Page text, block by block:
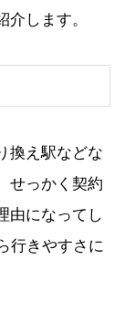
します。
換え駅などな
せっかく契約
由になってし
行きやすさに